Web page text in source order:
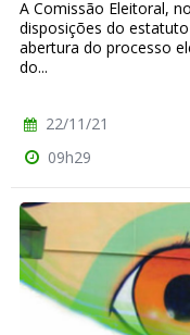
A Comissão Eleitoral,
disposições do
abertura do processo
do...
22/11/21
09h29